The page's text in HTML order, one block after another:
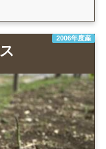
2006年度産